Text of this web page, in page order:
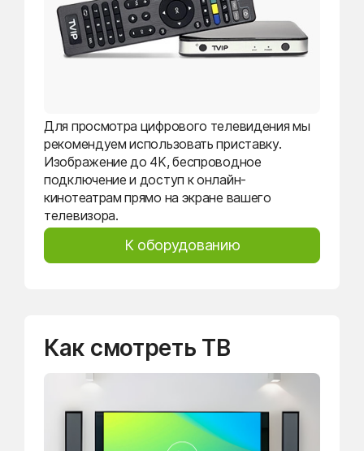
Для просмотра цифрового телевидения мы
рекомендуем использовать приставку.
Изображение до 4K, беспроводное
подключение и доступ к онлайн-
кинотеатрам прямо на экране вашего
телевизора.
К оборудованию
Как смотреть ТВ